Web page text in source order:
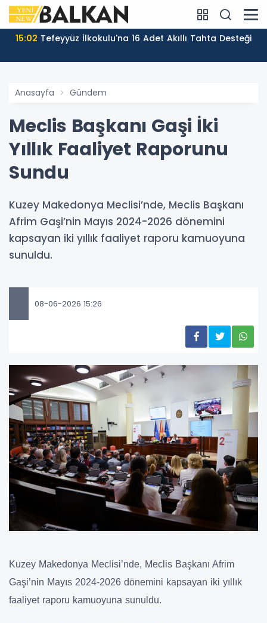
15:02 Tefeyyüz İlkokulu'na 16 Adet Akıllı Tahta Desteği
Anasayfa Gündem
Meclis Başkanı Gaşi İki
Yıllık Faaliyet Raporunu
Sundu
Kuzey Makedonya Meclisi’nde, Meclis Başkanı
Afrim Gaşi’nin Mayıs 2024-2026 dönemini
kapsayan iki yıllık faaliyet raporu kamuoyuna
sunuldu.
08-06-2026 15:26
Kuzey Makedonya Meclisi’nde, Meclis Başkanı Afrim
Gaşi’nin Mayıs 2024-2026 dönemini kapsayan iki yıllık
faaliyet raporu kamuoyuna sunuldu.